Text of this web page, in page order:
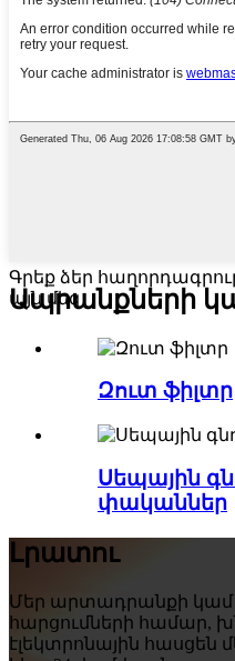
Գրեք ձեր
այն մեզ
Ապրանքների
Զուտ ֆիլտր
Սեպային
փականներ
Լրատու
Մեր արտադրանքի կամ
հարցումների համար,
էլեկտրոնային հասցեն